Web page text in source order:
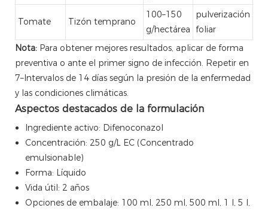
Tomate Tizón temprano
100–150
g/hectárea
pulverización
foliar
Nota: Para obtener mejores resultados, aplicar de forma
preventiva o ante el primer signo de infección. Repetir en
7–Intervalos de 14 días según la presión de la enfermedad
y las condiciones climáticas.
Aspectos destacados de la formulación
Ingrediente activo: Difenoconazol
Concentración: 250 g/L EC (Concentrado
emulsionable)
Forma: Líquido
Vida útil: 2 años
Opciones de embalaje: 100 ml, 250 ml, 500 ml, 1 l, 5 l,